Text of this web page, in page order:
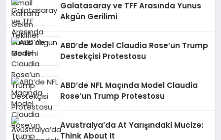
Galatasaray ve TFF Arasında Yunus
Akgün Gerilimi
ABD’de Model Claudia Rose’un Trump
Destekçisi Protestosu
ABD’de NFL Maçında Model Claudia
Rose’un Trump Protestosu
Avustralya’da At Yarışındaki Mucize:
Think About It